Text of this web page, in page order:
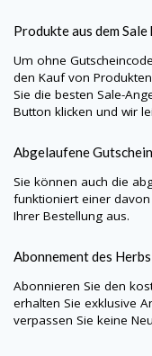
Produkte aus dem Sale
Um ohne
den Kauf von
Sie die besten Sale-
Button klicken und wir
Abgelaufene
Sie können auch die
funktioniert einer
Ihrer Bestellung aus.
Abonnement des
Abonnieren Sie den
erhalten Sie exklusive
verpassen Sie keine